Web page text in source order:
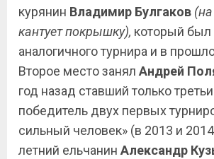
курянин Владимир Булгаков
кантует покрышку), который
аналогичного турнира и в
Второе место занял Андрей
год назад ставший только
победитель двух первых
сильный человек» (в 2013 и
летний ельчанин Александр